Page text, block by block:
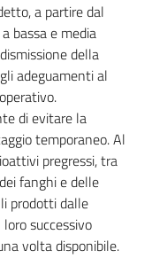
a partire dal
bassa e media
della
adeguamenti al
di evitare la
temporaneo. Al
pregressi, tra
fanghi e delle
prodotti dalle
successivo
volta disponibile.